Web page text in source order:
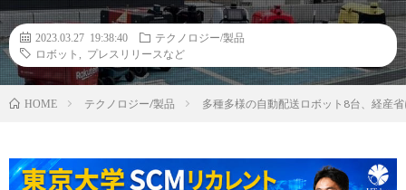
2023.03.27 19:38:40
テクノロジー/製品
ロボット
プレスリリースなど
HOME テクノロジー/製品 多種多様の自動配送ロボット8台、経産